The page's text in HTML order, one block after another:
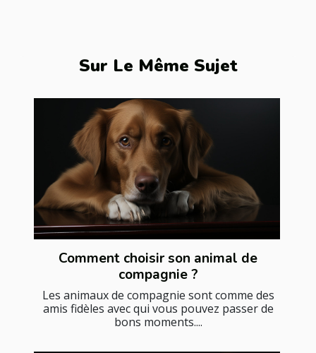
Sur Le Même Sujet
Comment choisir son animal de
compagnie ?
Les animaux de compagnie sont comme des
amis fidèles avec qui vous pouvez passer de
bons moments....